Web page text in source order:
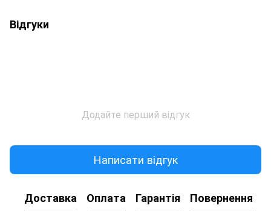
Відгуки
Додайте перший відгук
Написати відгук
Доставка Оплата Гарантія Повернення